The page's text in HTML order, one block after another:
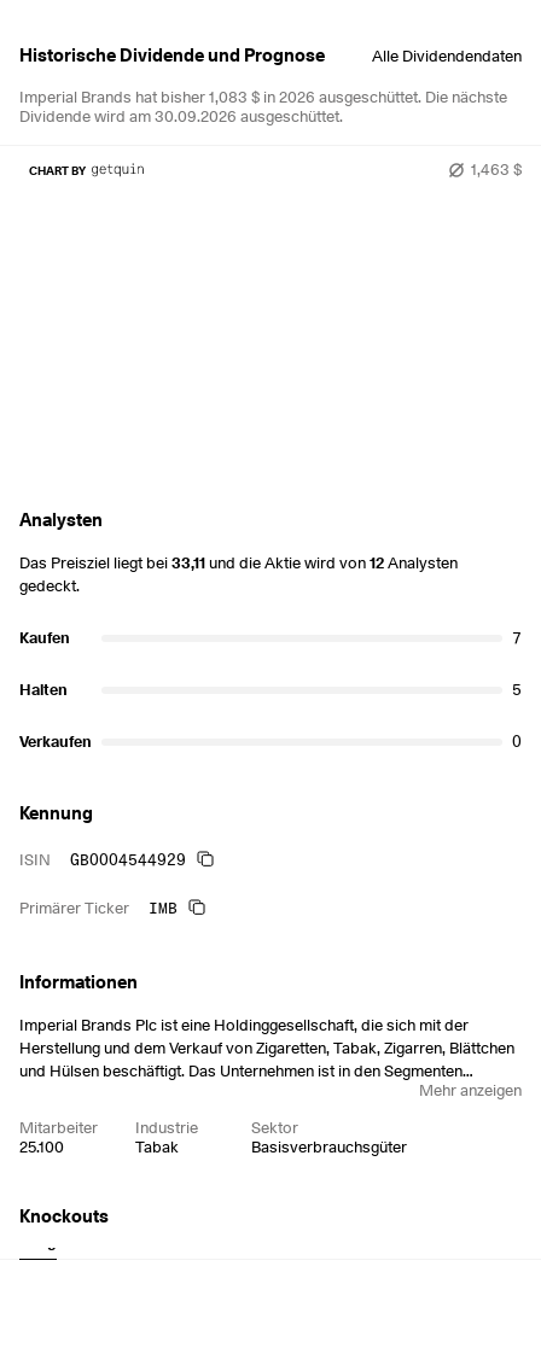
Historische Dividende und Prognose Alle Dividendendaten
Imperial Brands hat bisher 1,083 $ in 2026 ausgeschüttet. Die nächste
Dividende wird am 30.09.2026 ausgeschüttet.
1,463 $
CHART BY
Analysten
Das Preisziel liegt bei33,11und die Aktie wird von12Analysten
gedeckt.
Kaufen 7
Halten 5
Verkaufen 0
Informationen
Imperial Brands Plc ist eine Holdinggesellschaft, die sich mit der
Herstellung und dem Verkauf von Zigaretten, Tabak, Zigarren, Blättchen
und Hülsen beschäftigt. Das Unternehmen ist in den Segmenten
Tobacco und Next Generation Product (NGP) tätig. Das Unternehmen
Königreich.
Mehr anzeigen
Mitarbeiter
25.100
Industrie
Tabak
Sektor
Basisverbrauchsgüter
Kennung
ISIN GB0004544929
Primärer Ticker IMB
Knockouts